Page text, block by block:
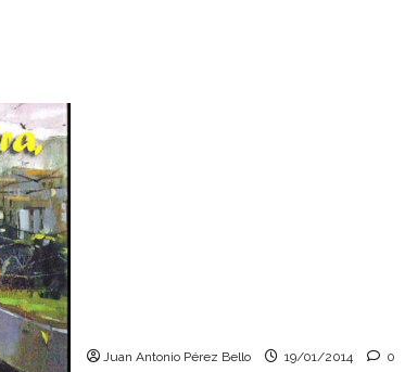
Juan Antonio Pérez Bello 19/01/2014 0